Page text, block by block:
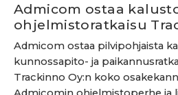
Admicom ostaa
ohjelmistoratkaisu
Admicom ostaa pilvipohjaista
kunnossa­pito- ja
Trackinno Oy:n koko